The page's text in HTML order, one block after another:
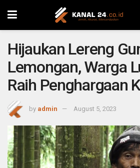
Hijaukan Lereng
Lemongan, Warga
Raih Penghargaan
by admin August 5, 2023